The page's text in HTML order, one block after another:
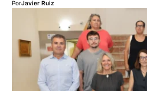
PorJavier Ruiz